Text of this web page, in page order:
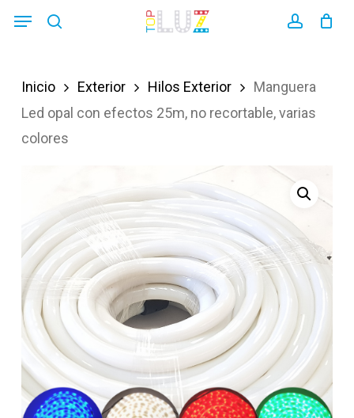
content
Menu
Inicio Exterior Hilos Exterior
Manguera
Led opal con efectos 25m, no recortable, varias
colores